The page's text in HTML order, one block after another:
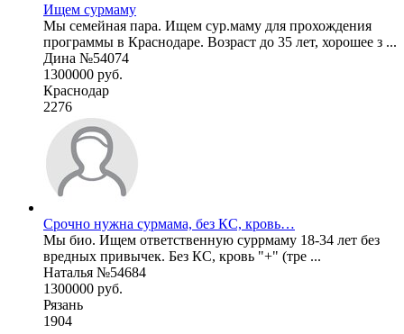
Ищем сурмаму
Мы семейная пара. Ищем сур.маму для прохождения
программы в Краснодаре. Возраст до 35 лет, хорошее з ...
Дина №54074
1300000 руб.
Краснодар
2276
Срочно нужна сурмама, без КС, кровь…
Мы био. Ищем ответственную суррмаму 18-34 лет без
вредных привычек. Без КС, кровь "+" (тре ...
Наталья №54684
1300000 руб.
Рязань
1904